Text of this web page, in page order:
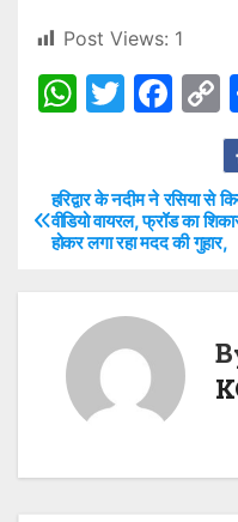
Post Views: 1
W
s
A
p
T
er
F
e
b
k
Li
P
o
हरिद्वार के नदीम ने रसिया से
वीडियो वायरल, फ्रॉड का
होकर लगा रहा मदद की गुहार,